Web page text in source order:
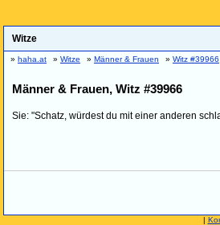
Witze
» haha.at » Witze » Männer & Frauen » Witz #39966
Männer & Frauen, Witz #39966
Sie: "Schatz, würdest du mit einer anderen
|